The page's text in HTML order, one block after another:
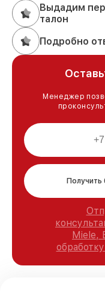
Выдадим
талон
Подробно
Менеджер
Получить
Miele,